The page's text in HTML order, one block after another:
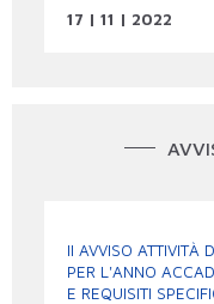
17 | 11 | 2022
II AVVISO ATTIVITÀ
PER L'ANNO
E REQUISITI